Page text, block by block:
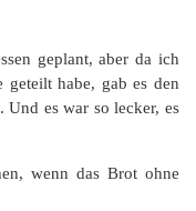
geplant, aber da ich
habe, gab es den
Und es war so lecker, es
wenn das Brot ohne